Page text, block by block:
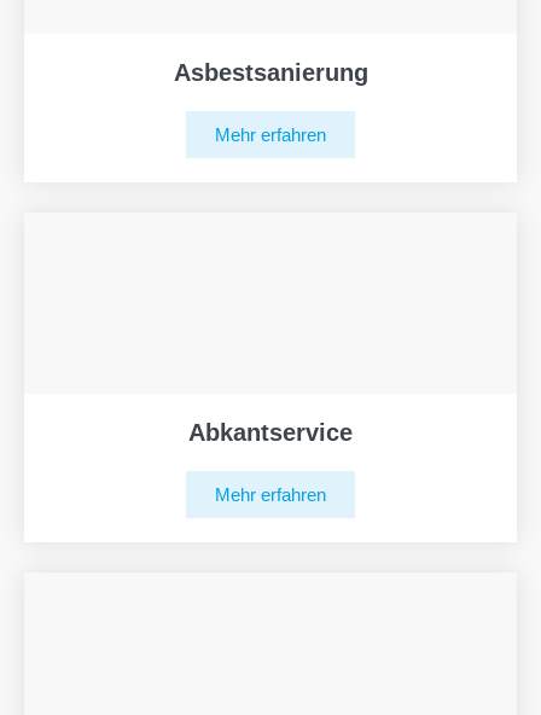
Asbestsanierung
Mehr erfahren
Abkantservice
Mehr erfahren